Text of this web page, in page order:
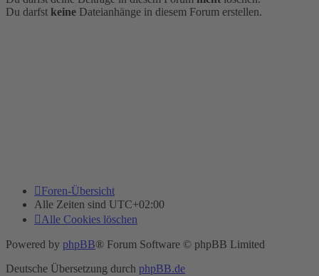
Du darfst keine Dateianhänge in diesem Forum erstellen.
Foren-Übersicht
Alle Zeiten sind UTC+02:00
Alle Cookies löschen
Powered by phpBB® Forum Software © phpBB Limited
Deutsche Übersetzung durch phpBB.de